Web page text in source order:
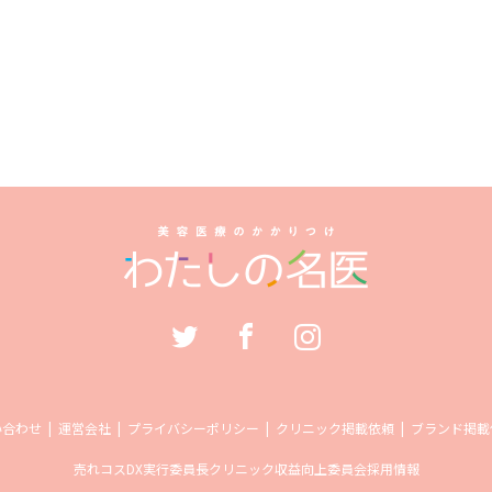
わせ 運営会社 プライバシーポリシー クリニック掲載依頼 ブランド掲
売れコスDX実行委員長クリニック収益向上委員会採用情報